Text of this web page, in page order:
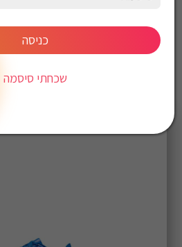
כניסה
שכחתי סיסמה